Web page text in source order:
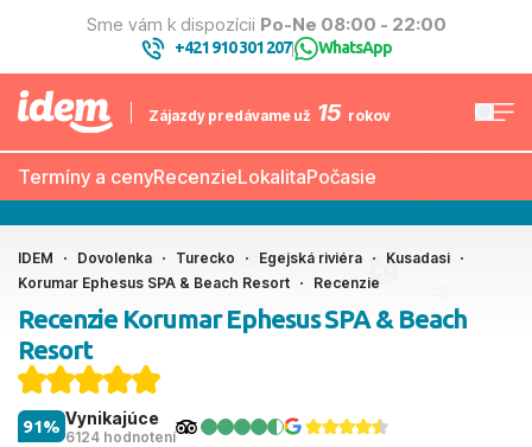
Sme vám k dispozícii Po-Ne 08:00 - 22:00
+421 910 301 207| WhatsApp
Zájazdy predávame už 15 rokov
Termíny a cenyRecenzieLokalitaPočasie
IDEM Dovolenka Turecko Egejská riviéra
Kusadasi
Korumar Ephesus SPA & Beach Resort
Recenzie
Recenzie Korumar Ephesus SPA & Beach
Resort
Vynikajúce
6124 hodnotení
91%